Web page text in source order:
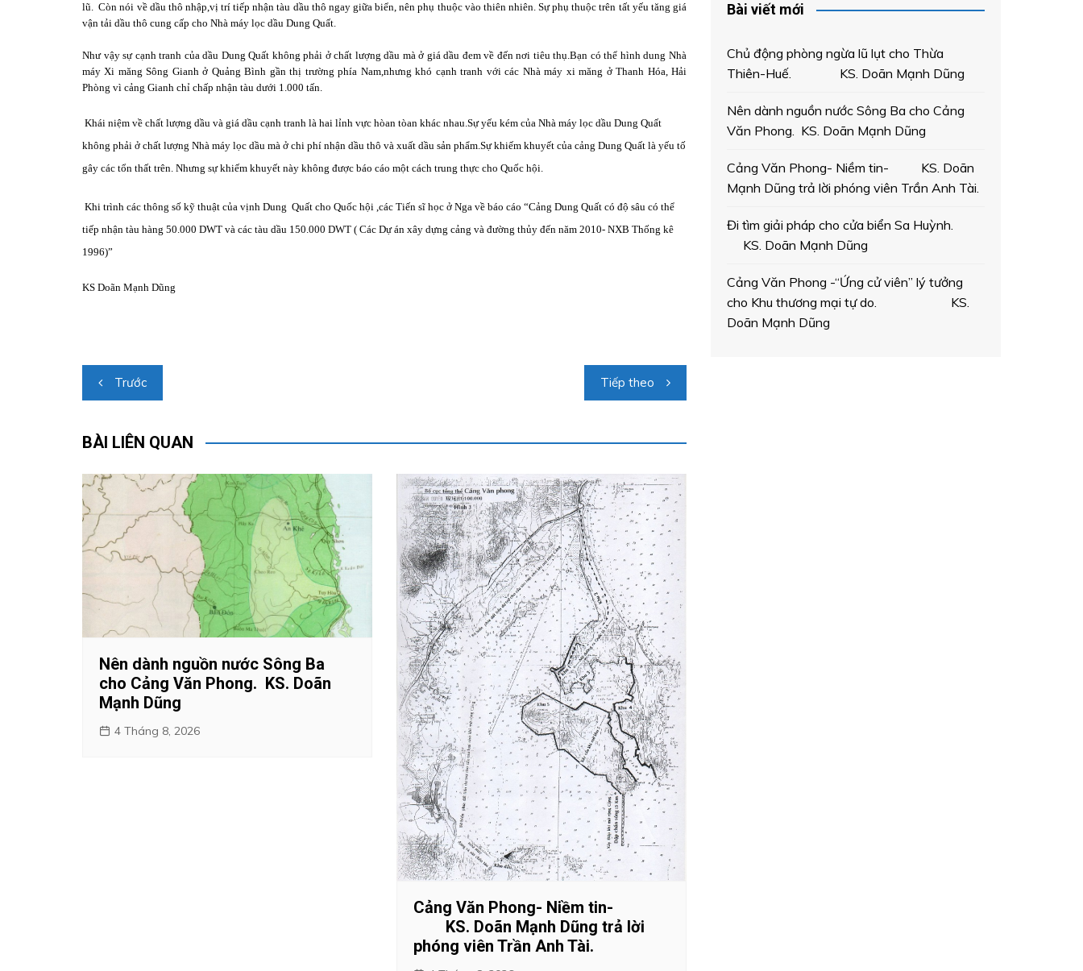
lũ. Còn nói về dầu thô nhập,vị trí tiếp nhận tàu dầu thô ngay giữa biển, nên phụ thuộc vào thiên nhiên. Sự phụ thuộc trên tất yếu tăng giá
vận tải dầu thô cung cấp cho Nhà máy lọc dầu Dung Quất.
Như vậy sự cạnh tranh của dầu Dung Quất không phải ở chất lượng dầu mà ở giá dầu đem về đến nơi tiêu thụ.Bạn có thể hình dung Nhà
máy Xi măng Sông Gianh ở Quảng Bình gần thị trường phía Nam,nhưng khó cạnh tranh với các Nhà máy xi măng ở Thanh Hóa, Hải
Phòng vì cảng Gianh chỉ chấp nhận tàu dưới 1.000 tấn.
Khái niệm về chất lượng dầu và giá dầu cạnh tranh là hai lỉnh vực hòan tòan khác nhau.Sự yếu kém của Nhà máy lọc dầu Dung Quất
không phải ở chất lượng Nhà máy lọc dầu mà ở chi phí nhận dầu thô và xuất dầu sản phẩm.Sự khiếm khuyết của cảng Dung Quất là yếu tố
gây các tổn thất trên. Nhưng sự khiếm khuyết này không được báo cáo một cách trung thực cho Quốc hội.
Khi trình các thông số kỹ thuật của vịnh Dung Quất cho Quốc hội ,các Tiến sĩ học ở Nga về báo cáo “Cảng Dung Quất có độ sâu có thể
tiếp nhận tàu hàng 50.000 DWT và các tàu dầu 150.000 DWT ( Các Dự án xây dựng cảng và đường thủy đến năm 2010- NXB Thống kê
1996)”
KS Doãn Mạnh Dũng
Điều
hướng
bài
viết
Trước Tiếp theo
BÀI LIÊN QUAN
Nên dành nguồn nước Sông Ba
cho Cảng Văn Phong. KS. Doãn
Mạnh Dũng
4 Tháng 8, 2026
Cảng Văn Phong- Niềm tin-
KS. Doãn Mạnh Dũng trả lời
phóng viên Trần Anh Tài.
Bài viết mới
Chủ động phòng ngừa lũ lụt cho Thừa
Thiên-Huế. KS. Doãn Mạnh Dũng
Nên dành nguồn nước Sông Ba cho Cảng
Văn Phong. KS. Doãn Mạnh Dũng
Cảng Văn Phong- Niềm tin- KS. Doãn
Mạnh Dũng trả lời phóng viên Trần Anh Tài.
Đi tìm giải pháp cho cửa biển Sa Huỳnh.
KS. Doãn Mạnh Dũng
Cảng Văn Phong -“Ứng cử viên” lý tưởng
cho Khu thương mại tự do. KS.
Doãn Mạnh Dũng